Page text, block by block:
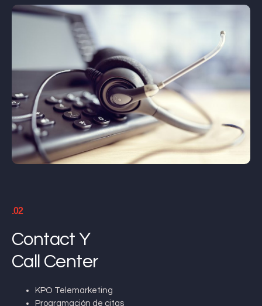
.02
Contact Y
Call Center
KPO Telemarketing
Programación de citas